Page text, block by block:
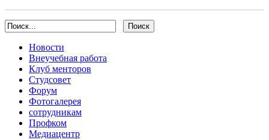
Новости
Внеучебная работа
Клуб менторов
Студсовет
Форум
Фотогалерея
сотрудникам
Профком
Медиацентр